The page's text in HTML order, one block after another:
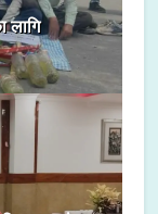
लागि